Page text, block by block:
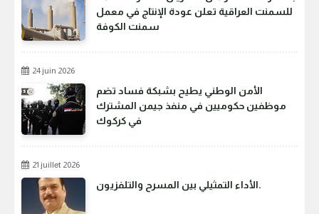
للسمنت العراقية تعلن عودة الإنتاج في معمل
سمنت الكوفة
24 juin 2026
الأمن الوطني يطيح بشبكة فساد تضم
موظفين حكوميين في منفذ جيمن المشترك
في كركوك
21 juillet 2026
الأداء التمثيلي بين المسرح والتلفزيون.